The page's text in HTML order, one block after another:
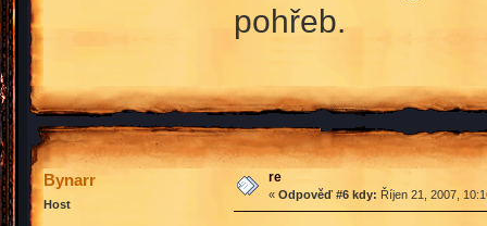
pohřeb.
Bynarr
Host
re
« Odpověď #6 kdy: Říjen 21, 2007,